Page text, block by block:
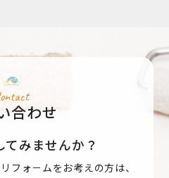
の同意なしに上記利用目的以
講じ、従業員だけでなく委託
報を提供しません。
該ご本人の個人情報を開示し
合わせ
みませんか？
フォ－ムをお考えの方は、